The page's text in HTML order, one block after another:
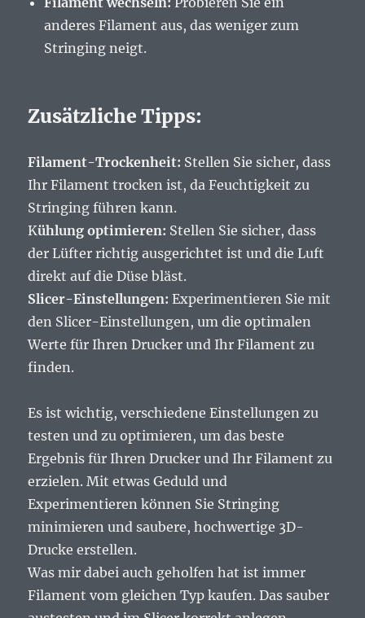
anderes Filament aus, das weniger zum
Stringing neigt.
Zusätzliche Tipps:
Filament-Trockenheit: Stellen Sie sicher, dass
Ihr Filament trocken ist, da Feuchtigkeit zu
Stringing führen kann.
Kühlung optimieren: Stellen Sie sicher, dass
der Lüfter richtig ausgerichtet ist und die Luft
direkt auf die Düse bläst.
Slicer-Einstellungen: Experimentieren Sie mit
den Slicer-Einstellungen, um die optimalen
Werte für Ihren Drucker und Ihr Filament zu
finden.
Es ist wichtig, verschiedene Einstellungen zu
testen und zu optimieren, um das beste
Ergebnis für Ihren Drucker und Ihr Filament zu
erzielen. Mit etwas Geduld und
Experimentieren können Sie Stringing
minimieren und saubere, hochwertige 3D-
Drucke erstellen.
Was mir dabei auch geholfen hat ist immer
Filament vom gleichen Typ kaufen. Das sauber